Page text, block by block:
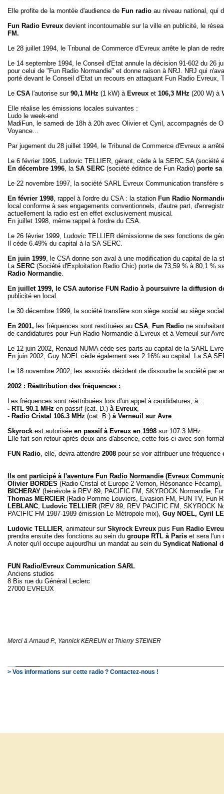
Elle profite de la montée d'audience de Fun radio au niveau national, qui
Fun Radio Evreux devient incontournable sur la ville en publicité, le
FM.
Le 28 juillet 1994, le Tribunal de Commerce d'Evreux arrête le plan de
Le 14 septembre 1994, le Conseil d'Etat annule la décision 91-602 du
pour celui de "Fun Radio Normandie" et donne raison à NRJ. NRJ qui
porté devant le Conseil d'Etat un recours en attaquant Fun Radio Evreux,
Le CSA l'autorise sur 90,1 MHz (1 kW) à Evreux et 106,3 MHz (200 W) à
Elle réalise les émissions locales suivantes :
Ludo le week-end
MadiFun, le samedi de 18h à 20h avec Olivier et Cyril, accompagnés de
Voyance...
Par jugement du 28 juillet 1994, le Tribunal de Commerce d'Evreux a
Le 6 février 1995, Ludovic TELLIER, gérant, cède à la SERC SA
En décembre 1996, la SA SERC (société éditrice de Fun Radio) porte
Le 22 novembre 1997, la société SARL Evreux Communication
En février 1998, rappel à l'ordre du CSA : la station Fun Radio
local conforme à ses engagements conventionnels, d'autre part,
actuellement la radio est en effet exclusivement musical.
En juillet 1998, même rappel à l'ordre du CSA.
Le 26 février 1999, Ludovic TELLIER démissionne de ses fonctions de
Il cède 6.49% du capital à la SA SERC.
En juin 1999, le CSA donne son aval à une modification du capital de la
La SERC (Société d'Exploitation Radio Chic) porte de 73,59 % à 80,1 %
Radio Normandie.
En juillet 1999, le CSA autorise FUN Radio à poursuivre la diffusion
publicité en local.
Le 30 décembre 1999, la société transfère son siège social au siège
En 2001, les fréquences sont restituées au CSA, Fun Radio ne
de candidatures pour Fun Radio Normandie à Evreux et à Verneuil sur
Le 12 juin 2002, Renaud NUMA cède ses parts au capital de la SARL
En juin 2002, Guy NOEL cède également ses 2.16% au capital. La SA
Le 18 novembre 2002, les associés décident de dissoudre la société par
2002 : Réattribution des fréquences :
Les fréquences sont réattribuées lors d'un appel à candidatures, à :
- RTL 90.1 MHz en passif (cat. D.) à Evreux,
- Radio Cristal 106.3 MHz (cat. B.) à Verneuil sur Avre.
Skyrock est autorisée en passif à Evreux en 1998 sur 107.3 MHz.
Elle fait son retour après deux ans d'absence, cette fois-ci avec son
FUN Radio, elle, devra attendre 2008 pour se voir attribuer une fréquence
Ils ont participé à l'aventure Fun Radio Normandie (Evreux
Olivier BORDES (Radio Cristal et Europe 2 Vernon, Résonance Fécamp),
BICHERAY (bénévole à REV 89, PACIFIC FM, SKYROCK Normandie,
Thomas MERCIER (Radio Pomme Louviers, Evasion FM, FUN TV, Fun
LEBLANC, Ludovic TELLIER (REV 89, REV PACIFIC FM, SKYROCK
PACIFIC FM 1987-1989 émission Le Métropole mix), Guy NOEL, Cyril
Ludovic TELLIER, animateur sur Skyrock Evreux puis Fun Radio
prendra ensuite des fonctions au sein du groupe RTL à Paris et sera l'un
A noter qu'il occupe aujourd'hui un mandat au sein du Syndicat National
FUN Radio/Evreux Communication SARL
Anciens studios
8 Bis rue du Général Leclerc
27000 EVREUX
Merci à Arnaud P., Yannick KEREUN et Thierry STEINER
> Vos informations sur cette radio ? Contactez-nous !